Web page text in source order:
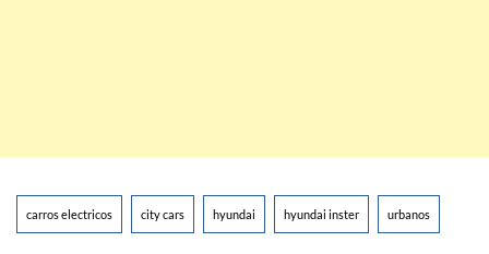
carros electricos city cars hyundai hyundai inster urbanos